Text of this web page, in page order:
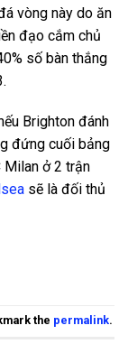
vòng này do ăn
đạo cắm chủ
số bàn thắng
Brighton đánh
đứng cuối bảng
Milan ở 2 trận
sẽ là đối thủ
the permalink.